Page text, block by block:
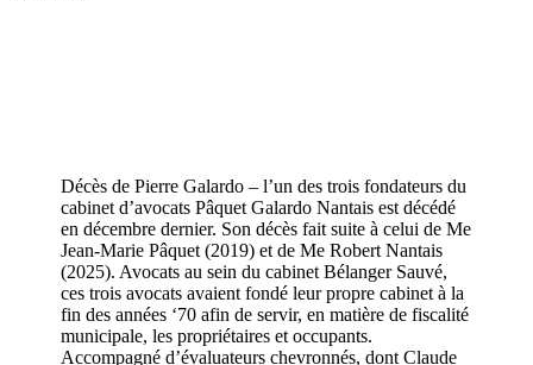
Décès de Pierre Galardo – l’un des trois fondateurs du
cabinet d’avocats Pâquet Galardo Nantais est décédé
en décembre dernier. Son décès fait suite à celui de Me
Jean-Marie Pâquet (2019) et de Me Robert Nantais
(2025). Avocats au sein du cabinet Bélanger Sauvé,
ces trois avocats avaient fondé leur propre cabinet à la
fin des années ‘70 afin de servir, en matière de fiscalité
municipale, les propriétaires et occupants.
Accompagné d’évaluateurs chevronnés, dont Claude